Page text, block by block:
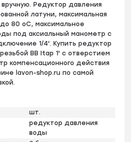
Редуктор давления
латуни, максимальная
80 оС, максимальное
под аксиальный манометр с
1/4'. Купить редуктор
BB Itap 1' с отверстием
компенсационного действия
lavon-shop.ru по самой
шт.
редуктор давления
воды